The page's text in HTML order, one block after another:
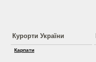
Курорти України
Карпати